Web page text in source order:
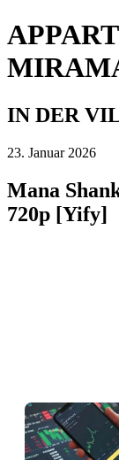
IN DER
23. Januar 2026
Mana
720p [Yify]